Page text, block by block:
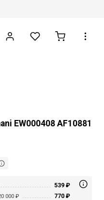
EW000408 AF10881
539 ₽
000 ₽
770 ₽